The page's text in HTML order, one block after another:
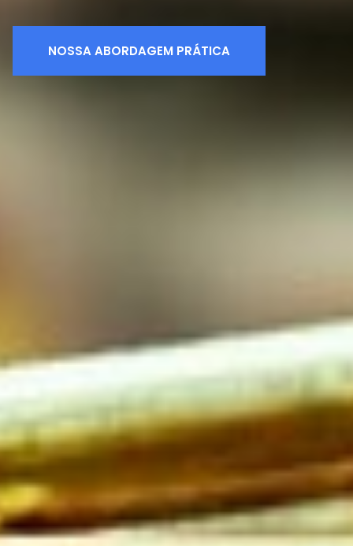
NOSSA ABORDAGEM PRÁTICA